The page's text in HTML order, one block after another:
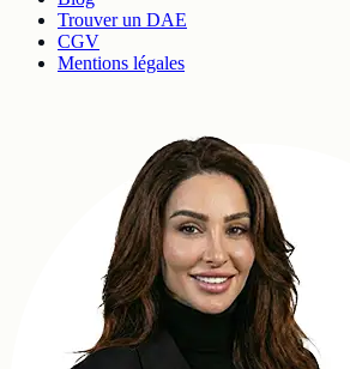
Trouver un DAE
CGV
Mentions légales